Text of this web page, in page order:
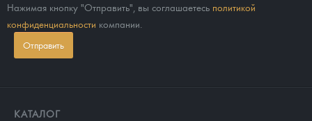
Нажимая кнопку "Отправить", вы соглашаетесь политикой
конфиденциальности компании.
Отправить
КАТАЛОГ